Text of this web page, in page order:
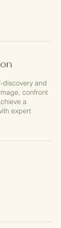
discovery and
confront
a
expert